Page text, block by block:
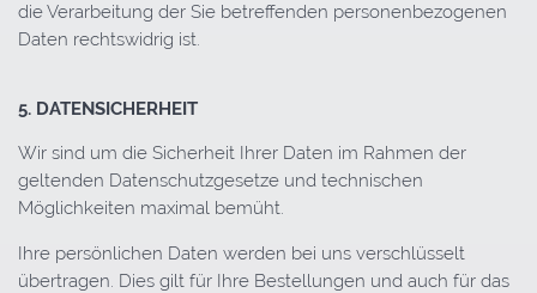
die Verarbeitung der Sie betreffenden personenbezogenen
Daten rechtswidrig ist.
5. DATENSICHERHEIT
Wir sind um die Sicherheit Ihrer Daten im Rahmen der
geltenden Datenschutzgesetze und technischen
Möglichkeiten maximal bemüht.
Ihre persönlichen Daten werden bei uns verschlüsselt
übertragen. Dies gilt für Ihre Bestellungen und auch für das